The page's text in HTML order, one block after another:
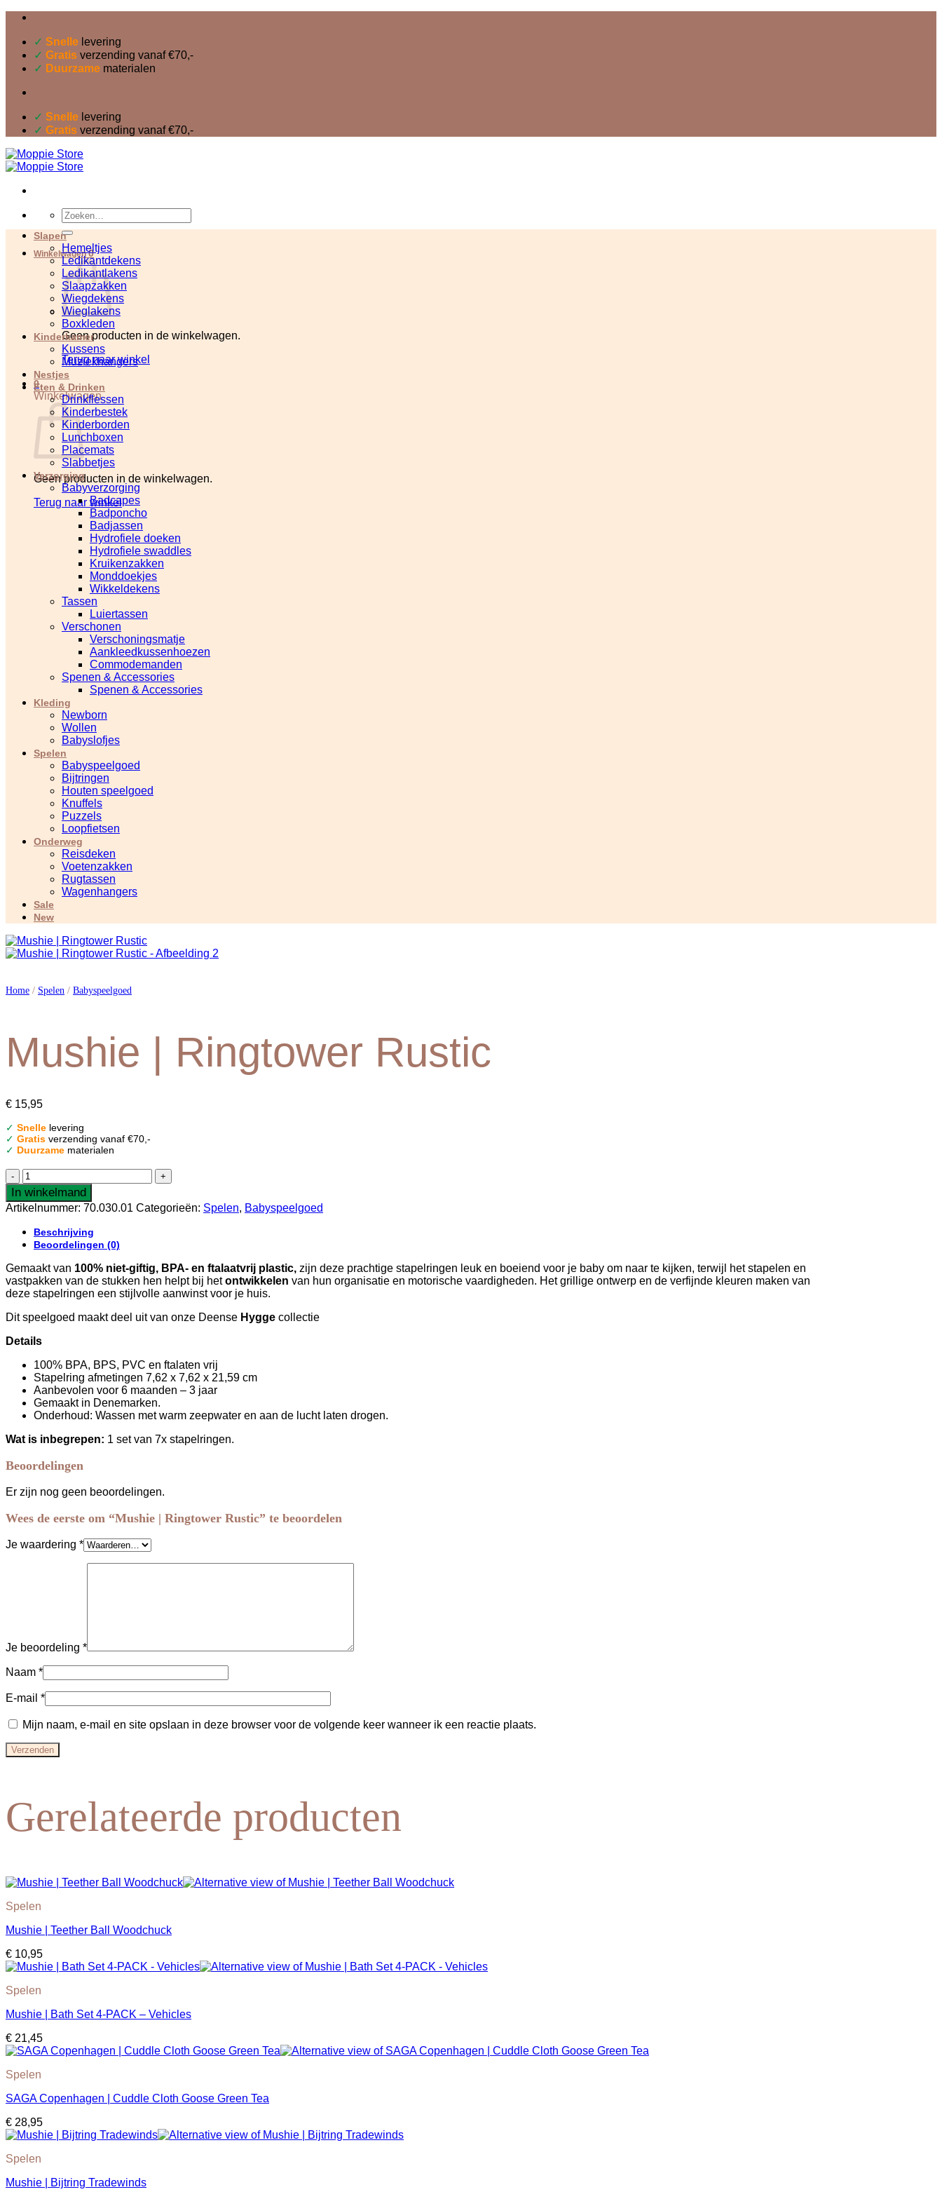
inhoud✓ Snelle levering
✓ Gratis verzending vanaf €70,-
✓ Duurzame materialen
✓ Snelle levering
✓ Gratis verzending vanaf €70,-
Zoeken
naar:
Winkelwagen0
Geen producten in de winkelwagen.
Terug naar winkel
0
Winkelwagen
Geen producten in de winkelwagen.
Terug naar winkel
Slapen
Hemeltjes
Ledikantdekens
Ledikantlakens
Slaapzakken
Wiegdekens
Wieglakens
Boxkleden
Kinderkamer
Kussens
Muziekhangers
Nestjes
Eten & Drinken
Drinkflessen
Kinderbestek
Kinderborden
Lunchboxen
Placemats
Slabbetjes
Verzorging
Babyverzorging
Badcapes
Badponcho
Badjassen
Hydrofiele doeken
Hydrofiele swaddles
Kruikenzakken
Monddoekjes
Wikkeldekens
Tassen
Luiertassen
Verschonen
Verschoningsmatje
Aankleedkussenhoezen
Commodemanden
Spenen & Accessories
Spenen & Accessories
Kleding
Newborn
Wollen
Babyslofjes
Spelen
Babyspeelgoed
Bijtringen
Houten speelgoed
Knuffels
Puzzels
Loopfietsen
Onderweg
Reisdeken
Voetenzakken
Rugtassen
Wagenhangers
Sale
New
Home / Spelen / Babyspeelgoed
Mushie | Ringtower Rustic
€ 15,95
✓ Snelle levering
✓ Gratis verzending vanaf €70,-
✓ Duurzame materialen
Mushie
|
Ringtower
Rustic
In winkelmand
Artikelnummer: 70.030.01 Categorieën: Spelen, Babyspeelgoed
Beschrijving
Beoordelingen (0)
Gemaakt van 100% niet-giftig, BPA- en ftalaatvrij plastic, zijn deze prachtige stapelringen leuk en boeiend voor je baby om naar te kijken, terwijl het stapelen en
vastpakken van de stukken hen helpt bij hetontwikkelen van hun organisatie en motorische vaardigheden. Het grillige ontwerp en de verfijnde kleuren maken van
deze stapelringen een stijlvolle aanwinst voor je huis.
Dit speelgoed maakt deel uit van onze Deense Hygge collectie
Details
100% BPA, BPS, PVC en ftalaten vrij
Stapelring afmetingen 7,62 x 7,62 x 21,59 cm
Aanbevolen voor 6 maanden – 3 jaar
Gemaakt in Denemarken.
Onderhoud: Wassen met warm zeepwater en aan de lucht laten drogen.
Wat is inbegrepen: 1 set van 7x stapelringen.
Beoordelingen
Er zijn nog geen beoordelingen.
Wees de eerste om “Mushie | Ringtower Rustic” te beoordelen
Je waardering *
Je beoordeling *
Naam *
E-mail *
Mijn naam, e-mail en site opslaan in deze browser voor de volgende keer wanneer ik een reactie plaats.
Gerelateerde producten
Spelen
Mushie | Teether Ball Woodchuck
€ 10,95
Spelen
Mushie | Bath Set 4-PACK – Vehicles
€ 21,45
Spelen
SAGA Copenhagen | Cuddle Cloth Goose Green Tea
€ 28,95
Spelen
Mushie | Bijtring Tradewinds